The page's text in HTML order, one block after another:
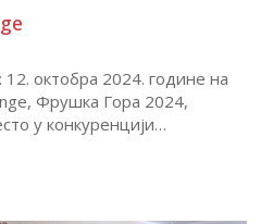
октобра 2024. године на
Фрушка Гора 2024,
у конкуренцији…